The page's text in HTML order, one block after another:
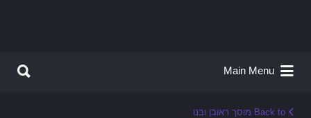
Main Menu
Back to מוסך ראובן ובנו